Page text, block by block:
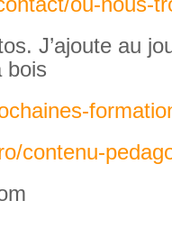
J’ajoute au
bois
contenu-